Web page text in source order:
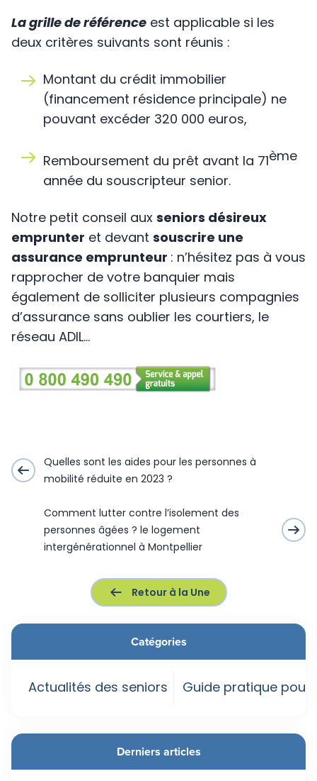
La grille de référence est applicable si les
deux critères suivants sont réunis :
Montant du crédit immobilier
(financement résidence principale) ne
pouvant excéder 320 000 euros,
Remboursement du prêt avant la 71ème
année du souscripteur senior.
Notre petit conseil aux seniors désireux
emprunter et devant souscrire une
assurance emprunteur : n’hésitez pas à vous
rapprocher de votre banquier mais
également de solliciter plusieurs compagnies
d’assurance sans oublier les courtiers, le
réseau ADIL…
Quelles sont les aides pour les personnes à
mobilité réduite en 2023 ?
Comment lutter contre l’isolement des
personnes âgées ? le logement
intergénérationnel à Montpellier
Retour à la Une
Catégories
Actualités des seniors Guide pratique pour
Derniers articles